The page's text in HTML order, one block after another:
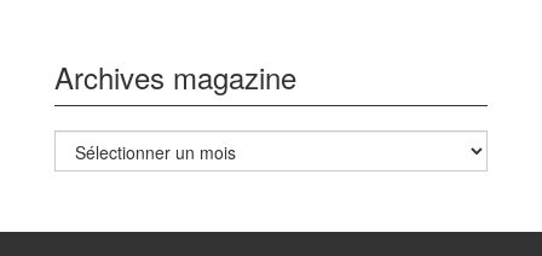
Archives magazine
Archives
magazine